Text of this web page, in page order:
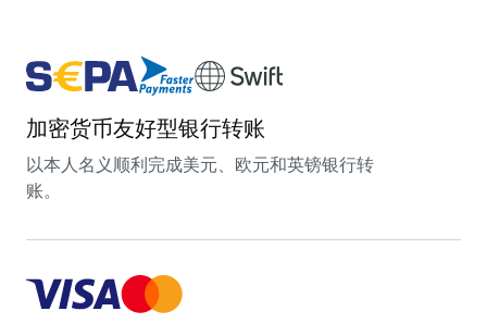
加密货币友好型银行转账
以本人名义顺利完成美元、欧元和英镑银行转
账。